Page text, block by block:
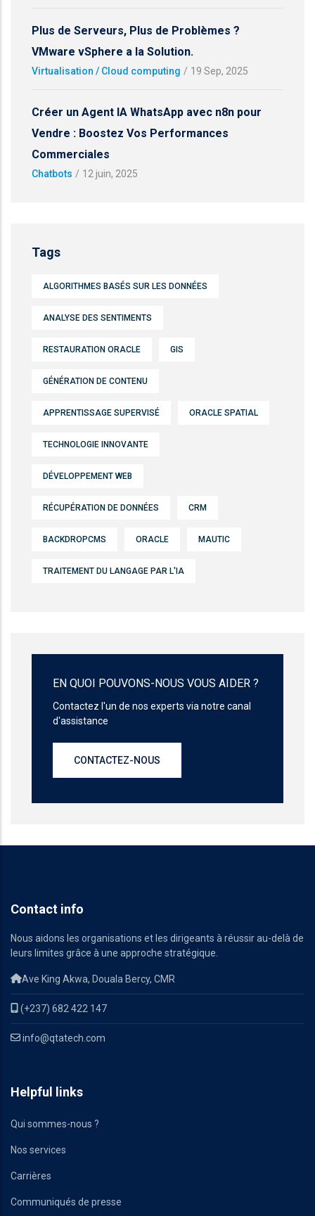
Plus de Serveurs, Plus de Problèmes ?
VMware vSphere a la Solution.
Virtualisation / Cloud computing / 19 Sep, 2025
Créer un Agent IA WhatsApp avec n8n pour
Vendre : Boostez Vos Performances
Commerciales
Chatbots / 12 juin, 2025
Tags
ALGORITHMES BASÉS SUR LES DONNÉES
ANALYSE DES SENTIMENTS
RESTAURATION ORACLE GIS
GÉNÉRATION DE CONTENU
APPRENTISSAGE SUPERVISÉ ORACLE SPATIAL
TECHNOLOGIE INNOVANTE
DÉVELOPPEMENT WEB
RÉCUPÉRATION DE DONNÉES CRM
BACKDROPCMS ORACLE MAUTIC
TRAITEMENT DU LANGAGE PAR L'IA
EN QUOI POUVONS-NOUS VOUS AIDER ?
Contactez l'un de nos experts via notre canal
d'assistance
CONTACTEZ-NOUS
Contact info
Nous aidons les organisations et les dirigeants à réussir au-delà de
leurs limites grâce à une approche stratégique.
Ave King Akwa, Douala Bercy, CMR
(+237) 682 422 147
info@qtatech.com
Helpful links
Qui sommes-nous ?
Nos services
Carrières
Communiqués de presse